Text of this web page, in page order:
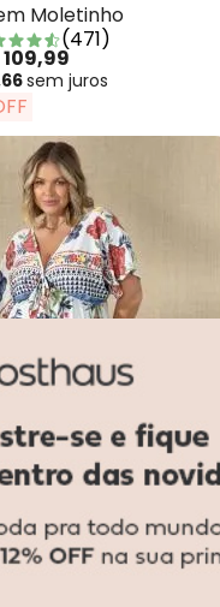
Moletinho
(471)
109,99
sem juros